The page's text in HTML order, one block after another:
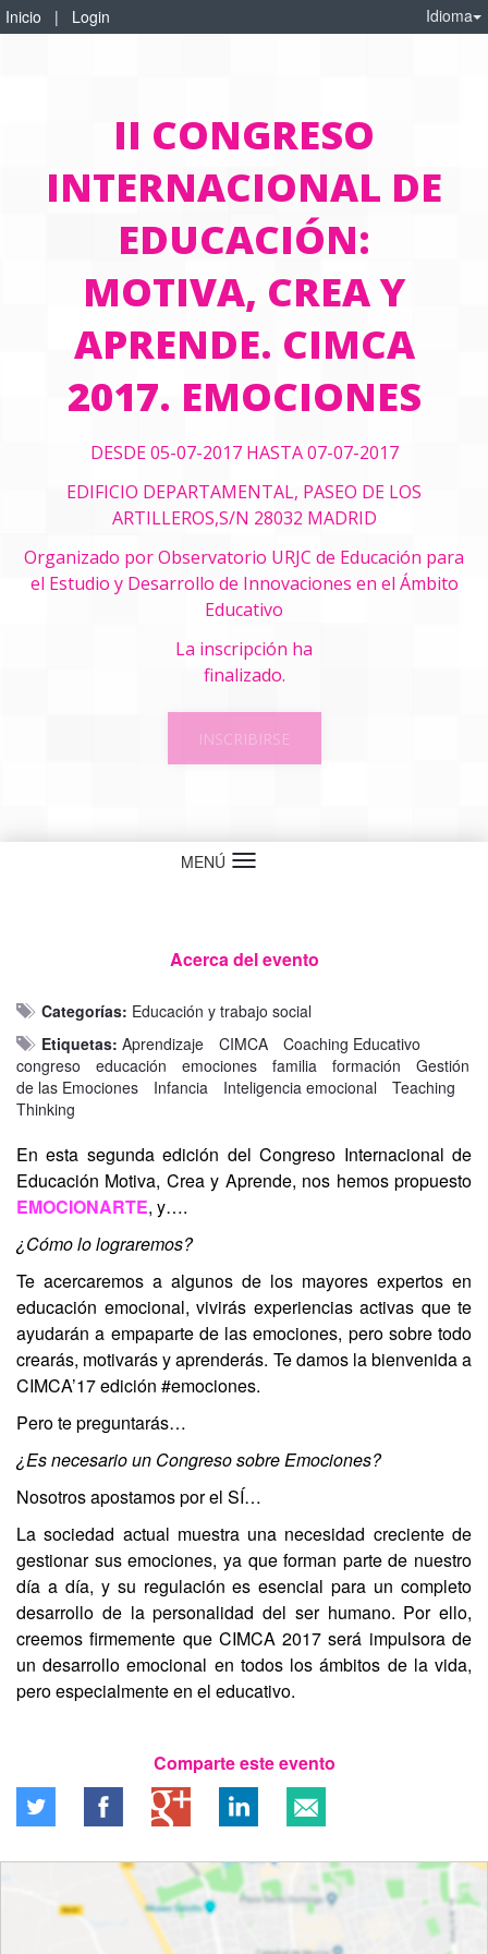
Inicio | Login Idioma
II CONGRESO
INTERNACIONAL DE
EDUCACIÓN:
MOTIVA, CREA Y
APRENDE. CIMCA
2017. EMOCIONES
DESDE 05-07-2017 HASTA 07-07-2017
EDIFICIO DEPARTAMENTAL, PASEO DE LOS
ARTILLEROS,S/N 28032 MADRID
Organizado porObservatorio URJC de Educación para
el Estudio y Desarrollo de Innovaciones en el Ámbito
Educativo
La inscripción ha
finalizado.
INSCRIBIRSE
MENÚ Idioma
Acerca del evento
Categorías: Educación y trabajo social
Etiquetas: Aprendizaje CIMCA
Coaching Educativo
congreso
educación emociones familia formación
Gestión
de las Emociones
Infancia Inteligencia emocional
Teaching
Thinking
En esta segunda edición del Congreso Internacional de
Educación Motiva, Crea y Aprende, nos hemos propuesto
EMOCIONARTE, y….
¿Cómo lo lograremos?
Te acercaremos a algunos de los mayores expertos en
educación emocional, vivirás experiencias activas que te
ayudarán a empaparte de las emociones, pero sobre todo
crearás, motivarás y aprenderás. Te damos la bienvenida a
CIMCA’17 edición #emociones.
Pero te preguntarás…
¿Es necesario un Congreso sobre Emociones?
Nosotros apostamos por el SÍ…
La sociedad actual muestra una necesidad creciente de
gestionar sus emociones, ya que forman parte de nuestro
día a día, y su regulación es esencial para un completo
desarrollo de la personalidad del ser humano. Por ello,
creemos firmemente que CIMCA 2017 será impulsora de
un desarrollo emocional en todos los ámbitos de la vida,
pero especialmente en el educativo.
Comparte este evento